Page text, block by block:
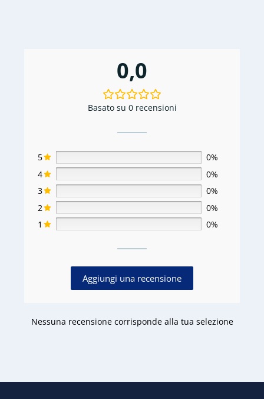
0,0
Basato su 0 recensioni
5
0%
4
0%
3
0%
2
0%
1
0%
Aggiungi una recensione
Nessuna recensione corrisponde alla tua selezione